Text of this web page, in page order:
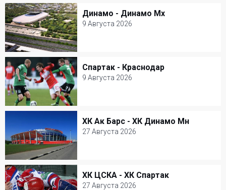
Открытие Арена
Футбол
Динамо - Динамо Мх
9 Августа 2026
Динамо - Динамо Мх
9 Августа 2026
ВТБ Арена Парк
Футбол
Спартак - Краснодар
9 Августа 2026
Спартак - Краснодар
9 Августа 2026
Открытие Арена
Футбол
ХК Ак Барс - ХК Динамо Мн
27 Августа 2026
ХК Ак Барс - ХК Динамо Мн
27 Августа 2026
Ледовый дворец Мегаспорт
Хоккей
ХК ЦСКА - ХК Спартак
27 Августа 2026
ХК ЦСКА - ХК Спартак